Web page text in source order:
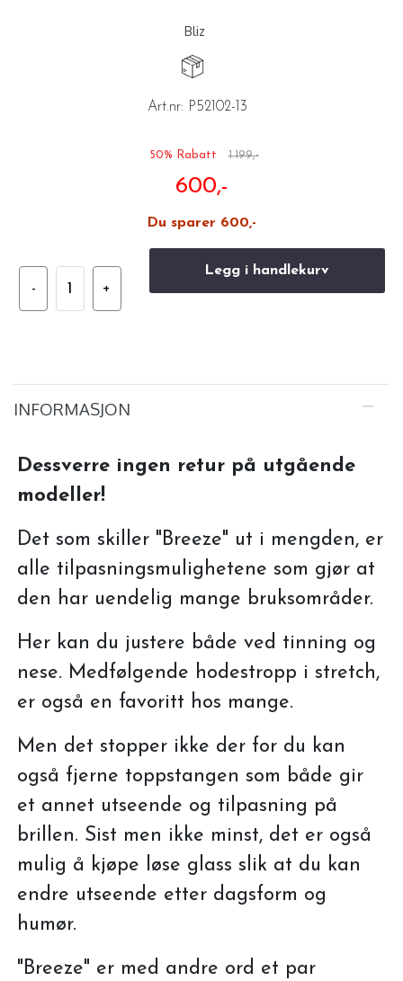
Bliz
Art.nr: P52102-13
50% Rabatt 1.199,-
600,-
Du sparer 600,-
Legg i handlekurv
INFORMASJON
Dessverre ingen retur på utgående
modeller!
Det som skiller "Breeze" ut i mengden, er
alle tilpasningsmulighetene som gjør at
den har uendelig mange bruksområder.
Her kan du justere både ved tinning og
nese. Medfølgende hodestropp i stretch,
er også en favoritt hos mange.
Men det stopper ikke der for du kan
også fjerne toppstangen som både gir
et annet utseende og tilpasning på
brillen. Sist men ikke minst, det er også
mulig å kjøpe løse glass slik at du kan
endre utseende etter dagsform og
humør.
"Breeze" er med andre ord et par